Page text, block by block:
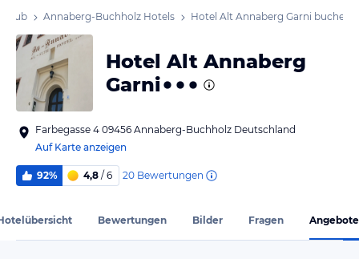
Annaberg-Buchholz Hotels Hotel Alt Annaberg Garni buchen
Hotel Alt Annaberg
Garni
Farbegasse 4 09456 Annaberg-Buchholz Deutschland
Auf Karte anzeigen
92% 4,8 / 6 20 Bewertungen
Bewertungen Bilder Fragen Angebote